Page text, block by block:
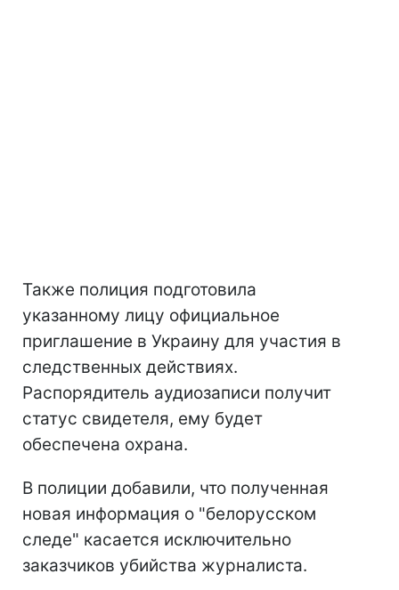
Также полиция подготовила
указанному лицу официальное
приглашение в Украину для участия в
следственных действиях.
Распорядитель аудиозаписи получит
статус свидетеля, ему будет
обеспечена охрана.
В полиции добавили, что полученная
новая информация о "белорусском
следе" касается исключительно
заказчиков убийства журналиста.